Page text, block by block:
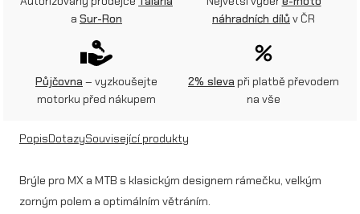
-
1
0
a Sur-Ron
náhradních dílů v ČR
Půjčovna – vyzkoušejte
motorku před nákupem
2% sleva při platbě převodem
na vše
PopisDotazySouvisející produkty
Brýle pro MX a MTB s klasickým designem rámečku, velkým
zorným polem a optimálním větráním.